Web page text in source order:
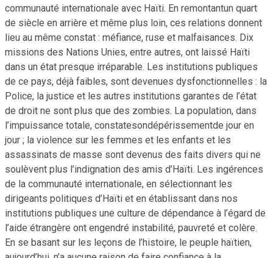
communauté internationale avec Haïti. En remontantun quart
de siècle en arrière et même plus loin, ces relations donnent
lieu au même constat : méfiance, ruse et malfaisances. Dix
missions des Nations Unies, entre autres, ont laissé Haïti
dans un état presque irréparable. Les institutions publiques
de ce pays, déjà faibles, sont devenues dysfonctionnelles : la
Police, la justice et les autres institutions garantes de l’état
de droit ne sont plus que des zombies. La population, dans
l’impuissance totale, constatesondépérissementde jour en
jour ; la violence sur les femmes et les enfants et les
assassinats de masse sont devenus des faits divers qui ne
soulèvent plus l’indignation des amis d’Haïti. Les ingérences
de la communauté internationale, en sélectionnant les
dirigeants politiques d’Haïti et en établissant dans nos
institutions publiques une culture de dépendance à l’égard de
l’aide étrangère ont engendré instabilité, pauvreté et colère.
En se basant sur les leçons de l’histoire, le peuple haïtien,